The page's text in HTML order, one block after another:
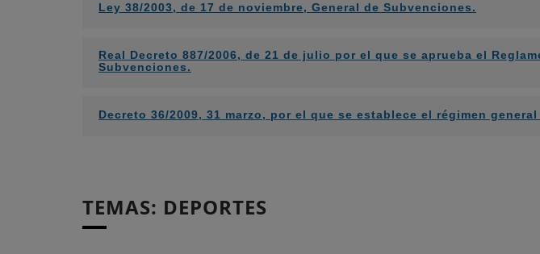
Ley 38/2003, de 17 de noviembre, General de Subvenciones.
Real Decreto 887/2006, de 21 de julio por el que se aprueba el
Subvenciones.
Decreto 36/2009, 31 marzo, por el que se establece el régimen
TEMAS: DEPORTES